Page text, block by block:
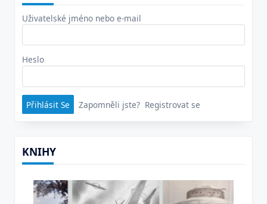
Uživatelské jméno nebo e-mail
Heslo
Zapomněli jste? Registrovat se
KNIHY